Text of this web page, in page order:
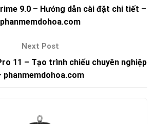
9.0 – Hướng dẫn cài đặt chi tiết –
phanmemdohoa.com
11 – Tạo trình chiếu chuyên nghiệp
phanmemdohoa.com